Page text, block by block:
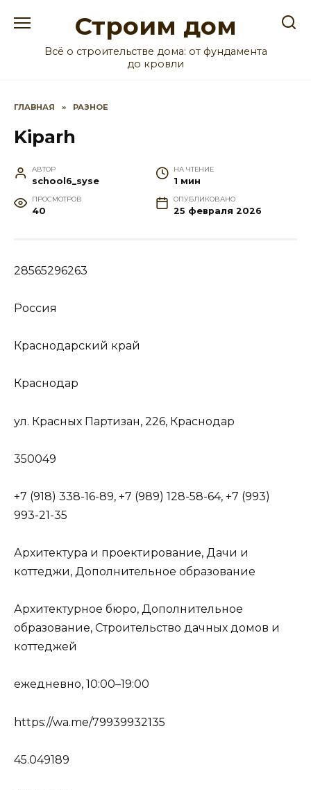
Строим дом
Всё о строительстве дома: от фундамента
до кровли
ГЛАВНАЯ » РАЗНОЕ
Kiparh
АВТОР
school6_syse
НА ЧТЕНИЕ
1 мин
ПРОСМОТРОВ
40
ОПУБЛИКОВАНО
25 февраля 2026
28565296263
Россия
Краснодарский край
Краснодар
ул. Красных Партизан, 226, Краснодар
350049
+7 (918) 338-16-89, +7 (989) 128-58-64, +7 (993)
993-21-35
Архитектура и проектирование, Дачи и
коттеджи, Дополнительное образование
Архитектурное бюро, Дополнительное
образование, Строительство дачных домов и
коттеджей
ежедневно, 10:00–19:00
https://wa.me/79939932135
45.049189